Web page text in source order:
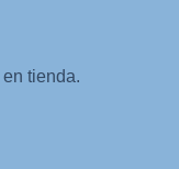
tienda.